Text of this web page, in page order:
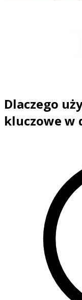
Dlaczego
kluczowe w